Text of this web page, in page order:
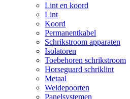
Lint en koord
Lint
Koord
Permanentkabel
Schrikstroom apparaten
Isolatoren
Toebehoren schrikstroom
Horseguard schriklint
Metaal
Weidepoorten
Panelsystemen